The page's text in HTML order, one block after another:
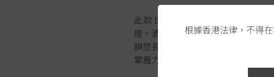
根據香港法律，不得
此款 Blanc de Noirs 以 80%
度。酒體飽滿,果香濃郁,入口綻放
韻悠長。氣泡細緻,口感圓潤,既有
掌握力,不僅技術成熟,也保留了風